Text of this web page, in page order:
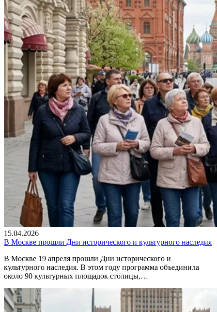
15.04.2026
В Москве прошли Дни исторического и культурного наследия
В Москве 19 апреля прошли Дни исторического и
культурного наследия. В этом году программа объединила
около 90 культурных площадок столицы,…